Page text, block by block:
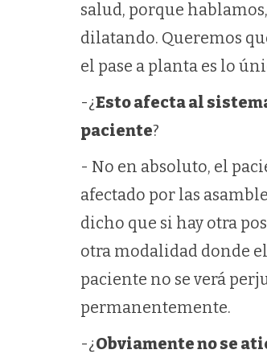
salud, porque
dilatando. Queremos
el pase a planta es lo
-¿Esto afecta al
paciente?
- No en absoluto, el
afectado por las
dicho que si hay otra
otra modalidad donde
paciente no se verá
permanentemente.
-¿Obviamente no se